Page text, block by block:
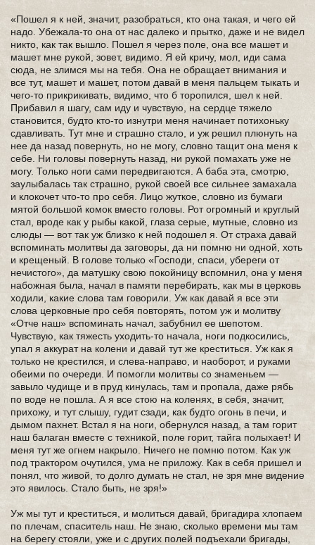
«Пошел я к ней, значит, разобраться, кто она такая, и чего ей
надо. Убежала-то она от нас далеко и прытко, даже и не видел
никто, как так вышло. Пошел я через поле, она все машет и
машет мне рукой, зовет, видимо. Я ей кричу, мол, иди сама
сюда, не злимся мы на тебя. Она не обращает внимания и
все тут, машет и машет, потом давай в меня пальцем тыкать и
чего-то прикрикивать, видимо, что б торопился, шел к ней.
Прибавил я шагу, сам иду и чувствую, на сердце тяжело
становится, будто кто-то изнутри меня начинает потихоньку
сдавливать. Тут мне и страшно стало, и уж решил плюнуть на
нее да назад повернуть, но не могу, словно тащит она меня к
себе. Ни головы повернуть назад, ни рукой помахать уже не
могу. Только ноги сами передвигаются. А баба эта, смотрю,
заулыбалась так страшно, рукой своей все сильнее замахала
и клокочет что-то про себя. Лицо жуткое, словно из бумаги
мятой большой комок вместо головы. Рот огромный и круглый
стал, вроде как у рыбы какой, глаза серые, мутные, словно из
слюды — вот так уж близко к ней подошел я. От страха давай
вспоминать молитвы да заговоры, да ни помню ни одной, хоть
и крещеный. В голове только «Господи, спаси, убереги от
нечистого», да матушку свою покойницу вспомнил, она у меня
набожная была, начал в памяти перебирать, как мы в церковь
ходили, какие слова там говорили. Уж как давай я все эти
слова церковные про себя повторять, потом уж и молитву
«Отче наш» вспоминать начал, забубнил ее шепотом.
Чувствую, как тяжесть уходить-то начала, ноги подкосились,
упал я аккурат на колени и давай тут же креститься. Уж как я
только не крестился, и слева-направо, и наоборот, и руками
обеими по очереди. И помогли молитвы со знаменьем —
завыло чудище и в пруд кинулась, там и пропала, даже рябь
по воде не пошла. А я все стою на коленях, в себя, значит,
прихожу, и тут слышу, гудит сзади, как будто огонь в печи, и
дымом пахнет. Встал я на ноги, обернулся назад, а там горит
наш балаган вместе с техникой, поле горит, тайга полыхает! И
меня тут же огнем накрыло. Ничего не помню потом. Как уж
под трактором очутился, ума не приложу. Как в себя пришел и
понял, что живой, то долго думать не стал, не зря мне видение
это явилось. Стало быть, не зря!»
Уж мы тут и креститься, и молиться давай, бригадира хлопаем
по плечам, спаситель наш. Не знаю, сколько времени мы там
на берегу стояли, уже и с других полей подъехали бригады,